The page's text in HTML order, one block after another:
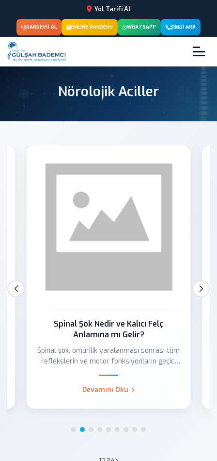
Yol Tarifi Al
RANDEVU AL ONLINE RANDEVU WHATSAPP ŞIMDI ARA
Nörolojik Aciller
Spinal Şok Nedir ve Kalıcı Felç
Anlamına mı Gelir?
Spinal şok, omurilik yaralanması sonrası tüm
reflekslerin ve motor fonksiyonların geçici
Devamını Oku